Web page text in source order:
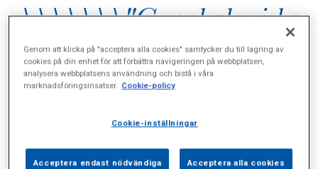
\\\\\\\"Gynekologiska
plastikkirurgiska
ingrepp\\\\\\\"
Genom att klicka på "acceptera alla cookies" samtycker du till lagring av
cookies på din enhet för att förbättra navigeringen på webbplatsen,
analysera webbplatsens användning och bistå i våra
marknadsföringsinsatser. Cookie-policy
Cookie-inställningar
Acceptera endast nödvändiga Acceptera alla cookies